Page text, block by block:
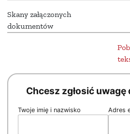
Skany załączonych
dokumentów
Chcesz zgłosić
Twoje imię i nazwisko Adres